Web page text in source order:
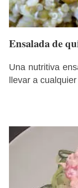
Ensalada de
Una nutritiva
llevar a